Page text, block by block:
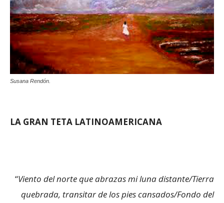
Susana Rendón.
LA GRAN TETA LATINOAMERICANA
“Viento del norte que abrazas mi luna distante/Tierra
quebrada, transitar de los pies cansados/Fondo del